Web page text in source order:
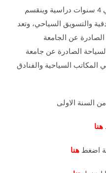
مدة الدراسة في هذا التخصص هي 4 سنوات دراسية وينقسم
والتسويق السياحي، وتعد
الصادرة عن الجامعة
الصادرة عن جامعة
السياحية والفنادق
السنة الاولى
هنا
اضغط هنا